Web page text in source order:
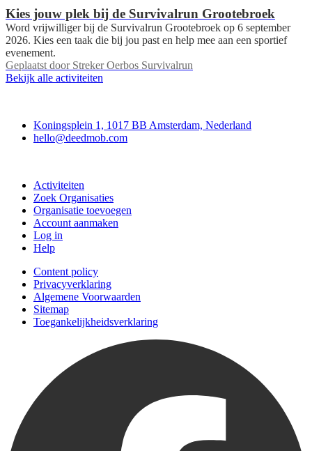
Kies jouw plek bij de Survivalrun Grootebroek
Word vrijwilliger bij de Survivalrun Grootebroek op 6 september
2026. Kies een taak die bij jou past en help mee aan een sportief
evenement.
Geplaatst door Streker Oerbos Survivalrun
Bekijk alle activiteiten
Koningsplein 1, 1017 BB Amsterdam, Nederland
hello@deedmob.com
Activiteiten
Zoek Organisaties
Organisatie toevoegen
Account aanmaken
Log in
Help
Content policy
Privacyverklaring
Algemene Voorwaarden
Sitemap
Toegankelijkheidsverklaring